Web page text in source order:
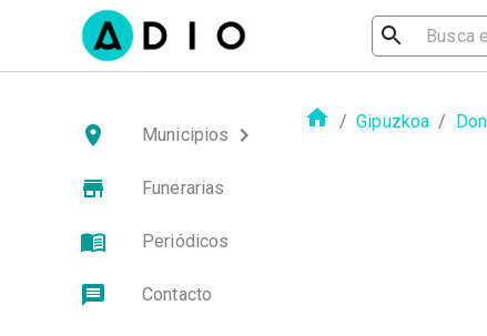
Municipios
Funerarias
Periódicos
Contacto
/ Gipuzkoa /